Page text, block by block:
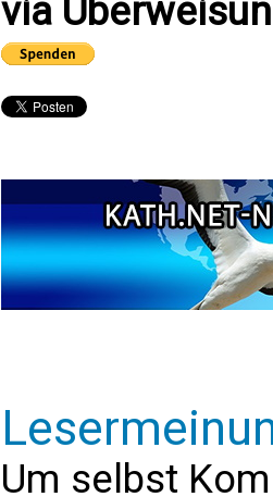
via
Um selbst